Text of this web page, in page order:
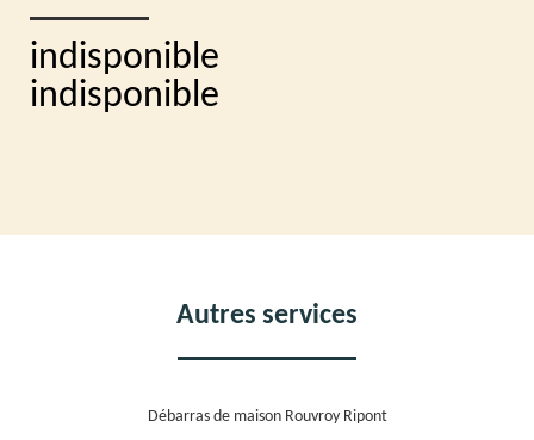
indisponible
indisponible
Autres services
Débarras de maison Rouvroy Ripont